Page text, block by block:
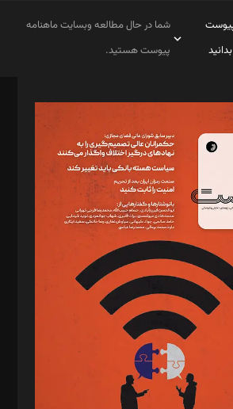
پیوست
شما در حال مطالعه وبسایت ماهنامه
پیوست هستید.
رجبی
ایپکچی
نقاش
آرش برهمند، یسنا امان‌پور، سروش کرمیان،
رجبی، زهرا فکرانه، فائزه فتحی
شفیعی، مانی لطفی زاده